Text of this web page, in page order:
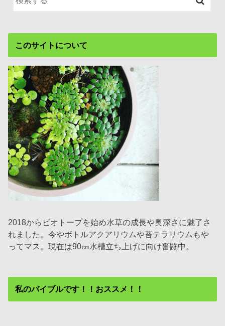
このサイトについて
2018からビオトープを始め水草の成長や奥深さに魅了さ
れました。今やボトルアクアリウムや苔テラリウムもや
ってマス。現在は90㎝水槽立ち上げに向け奮闘中。
私のバイブルです！！おススメ！！